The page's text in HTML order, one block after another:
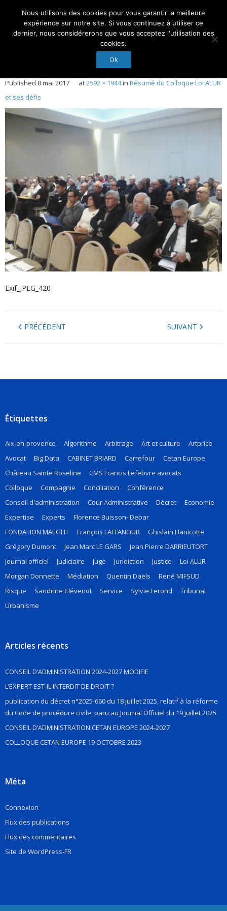
Suivez-Nous :
Actualités
Droit et Expertise
Nos Experts
Membres d’honneur
Nous contacter
Conseil d’administration
Published 8 mai 2017 at2592 × 1944in Résumé du Colloque Loi ALUR
et ses défis
Exif_JPEG_420
PRÉCÉDENT SUIVANT
Étiquettes
Aix-en-provence Algorithme Arbitrage Art et culture
Artprice
Avocat
Big Data CABINET BRIARD Carrefour
Cetan Europe
Château Sainte Roseline
CMS Francis Lefebvre avocats
Colloque
Compagnie Conciliation
Conférence
Conseil d'administration
Cour Administrative Décret
Economie
Expertise
Experts
Florence Buisson- Debar
FONDATION MAEGHT
François LAFFANOUR
Ghislain Hanicotte
Grégory Dumont
Jean Marc LE GARS
Jean Pierre DARRIEUTORT
Journal officiel
Judiciaire Juge Juridiction Justice
Loi ALUR
Morgan Donnette
Médiation Quentin Daëls
René MIFSUD
Risque
Sandrine Clévenot Service Sylvie Lerond
Tribunal
Urbanisme
Articles récents
CONSEIL D’ADMINISTRATION 2024-2027 MODIFIE
L’EXPERT EST-IL INTERDIT DE DROIT ?
publication du décret n°2025-660 du 18 juillet 2025, relatif à la réforme
du Code de procédure civile, paru au Journal Officiel du 19 juillet 2025.
CONSEIL D’ADMINISTRATION CETAN EUROPE 2024-2027
COLLOQUE CETAN EUROPE 19 OCTOBRE 2023
Méta
Connexion
Flux des publications
Flux des commentaires
Site de WordPress-FR
Nous utilisons des cookies pour vous garantir la meilleure
expérience sur notre site. Si vous continuez à utiliser ce
dernier, nous considérerons que vous acceptez l'utilisation des
cookies.
Ok